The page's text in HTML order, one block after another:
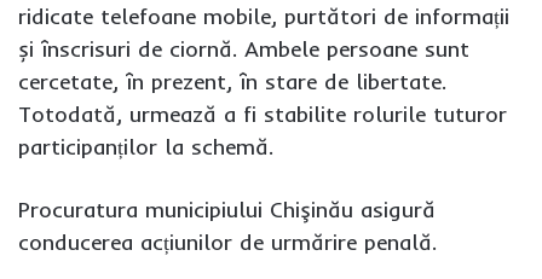
ridicate telefoane mobile, purtători de informații
și înscrisuri de ciornă. Ambele persoane sunt
cercetate, în prezent, în stare de libertate.
Totodată, urmează a fi stabilite rolurile tuturor
participanților la schemă.
Procuratura municipiului Chişinău asigură
conducerea acțiunilor de urmărire penală.